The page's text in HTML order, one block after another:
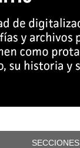
SECCIONES